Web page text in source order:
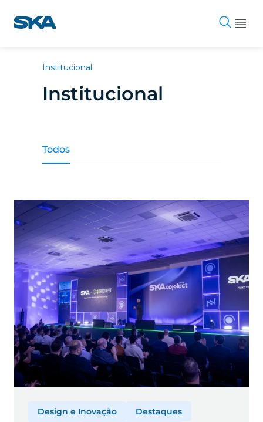
para
Institucional
Institucional
Todos
Design e Inovação
Destaques